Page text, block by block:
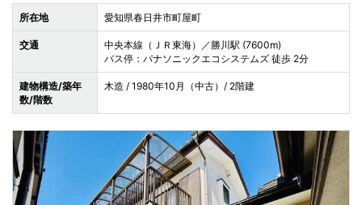
所在地 愛知県春日井市町屋町
交通
中央本線（ＪＲ東海）／勝川駅 (7600m)
バス停：パナソニックエコシステムズ 徒歩 2分
建物構造/築年
数/階数
木造 / 1980年10月（中古）/ 2階建